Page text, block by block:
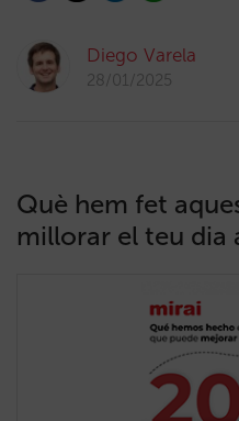
Diego Varela
28/01/2025
Què hem fet
millorar el teu dia